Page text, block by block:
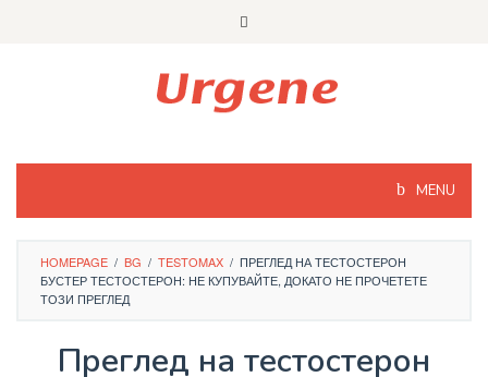
MENU
HOMEPAGE / BG / TESTOMAX / ПРЕГЛЕД НА ТЕСТОСТЕРОН
БУСТЕР ТЕСТОСТЕРОН: НЕ КУПУВАЙТЕ, ДОКАТО НЕ ПРОЧЕТЕТЕ
ТОЗИ ПРЕГЛЕД
Преглед на тестостерон